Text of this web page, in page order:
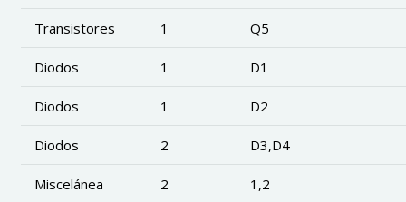
Transistores 1 Q5
Diodos 1 D1
Diodos 1 D2
Diodos 2 D3,D4
Miscelánea 2 1,2